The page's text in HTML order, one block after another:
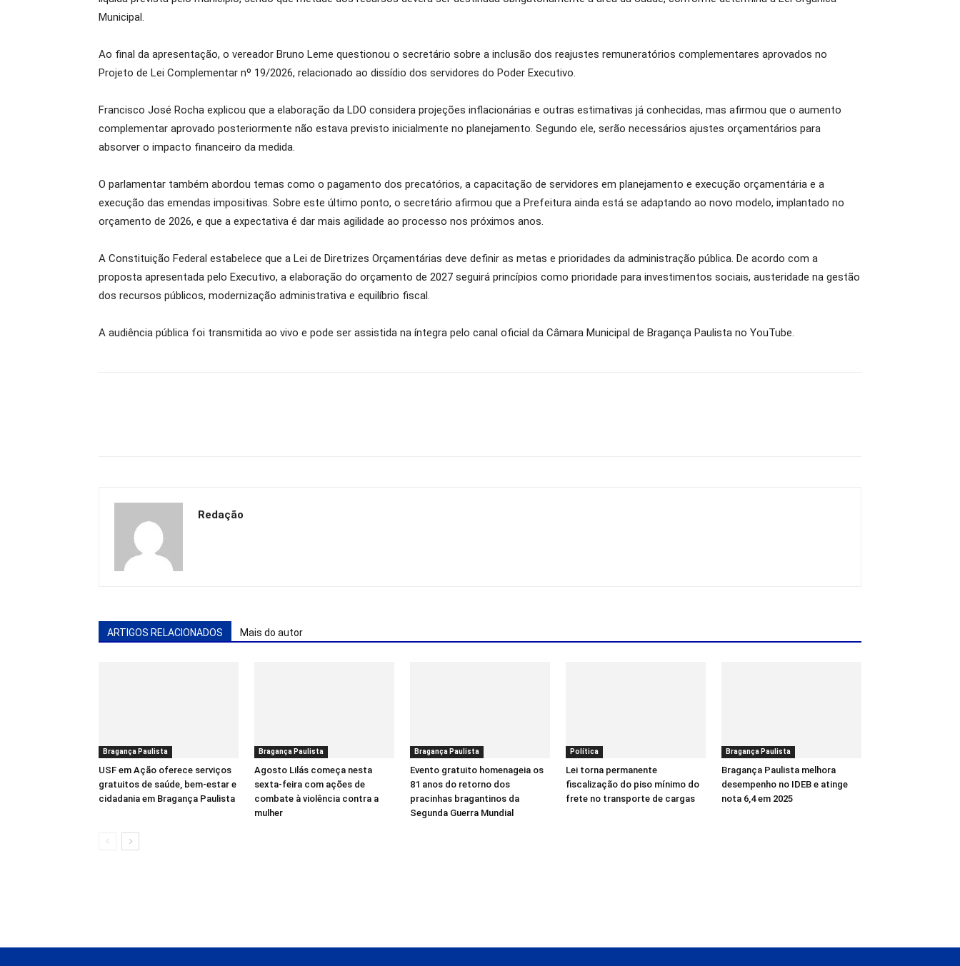
Municipal.
Ao final da apresentação, o vereador Bruno Leme questionou o secretário sobre a inclusão dos reajustes remuneratórios complementares aprovados no
Projeto de Lei Complementar nº 19/2026, relacionado ao dissídio dos servidores do Poder Executivo.
Francisco José Rocha explicou que a elaboração da LDO considera projeções inflacionárias e outras estimativas já conhecidas, mas afirmou que o aumento
complementar aprovado posteriormente não estava previsto inicialmente no planejamento. Segundo ele, serão necessários ajustes orçamentários para
absorver o impacto financeiro da medida.
O parlamentar também abordou temas como o pagamento dos precatórios, a capacitação de servidores em planejamento e execução orçamentária e a
execução das emendas impositivas. Sobre este último ponto, o secretário afirmou que a Prefeitura ainda está se adaptando ao novo modelo, implantado no
orçamento de 2026, e que a expectativa é dar mais agilidade ao processo nos próximos anos.
A Constituição Federal estabelece que a Lei de Diretrizes Orçamentárias deve definir as metas e prioridades da administração pública. De acordo com a
proposta apresentada pelo Executivo, a elaboração do orçamento de 2027 seguirá princípios como prioridade para investimentos sociais, austeridade na gestão
dos recursos públicos, modernização administrativa e equilíbrio fiscal.
A audiência pública foi transmitida ao vivo e pode ser assistida na íntegra pelo canal oficial da Câmara Municipal de Bragança Paulista no YouTube.
Redação
ARTIGOS RELACIONADOS Mais do autor
Bragança Paulista
USF em Ação oferece serviços
gratuitos de saúde, bem-estar e
cidadania em Bragança Paulista
Bragança Paulista
Agosto Lilás começa nesta
sexta-feira com ações de
combate à violência contra a
mulher
Bragança Paulista
Evento gratuito homenageia os
81 anos do retorno dos
pracinhas bragantinos da
Segunda Guerra Mundial
Política
Lei torna permanente
fiscalização do piso mínimo do
frete no transporte de cargas
Bragança Paulista
Bragança Paulista melhora
desempenho no IDEB e atinge
nota 6,4 em 2025